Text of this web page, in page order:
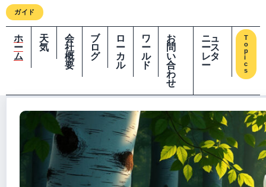
ガイド
ホ
ー
ム
天
気
会
社
概
要
ブ
ロ
グ
ロ
ー
カ
ル
ワ
ー
ル
ド
お
問
い
合
わ
せ
ニュ
ース
レタ
ー
T
o
p
i
c
s